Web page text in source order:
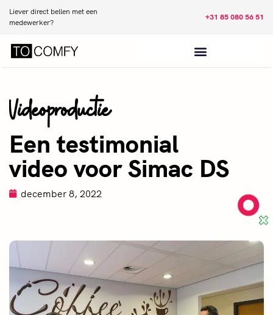
Liever direct bellen met een
medewerker?
+31 85 080 56 51
Videoproductie
Een testimonial
video voor Simac DS
december 8, 2022